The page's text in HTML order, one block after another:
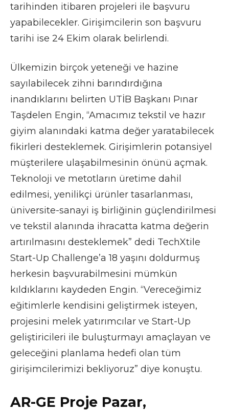
tarihinden itibaren projeleri ile başvuru
yapabilecekler. Girişimcilerin son başvuru
tarihi ise 24 Ekim olarak belirlendi.
Ülkemizin birçok yeteneği ve hazine
sayılabilecek zihni barındırdığına
inandıklarını belirten UTİB Başkanı Pınar
Taşdelen Engin, “Amacımız tekstil ve hazır
giyim alanındaki katma değer yaratabilecek
fikirleri desteklemek. Girişimlerin potansiyel
müşterilere ulaşabilmesinin önünü açmak.
Teknoloji ve metotların üretime dahil
edilmesi, yenilikçi ürünler tasarlanması,
üniversite-sanayi iş birliğinin güçlendirilmesi
ve tekstil alanında ihracatta katma değerin
artırılmasını desteklemek” dedi TechXtile
Start-Up Challenge’a 18 yaşını doldurmuş
herkesin başvurabilmesini mümkün
kıldıklarını kaydeden Engin. “Vereceğimiz
eğitimlerle kendisini geliştirmek isteyen,
projesini melek yatırımcılar ve Start-Up
geliştiricileri ile buluşturmayı amaçlayan ve
geleceğini planlama hedefi olan tüm
girişimcilerimizi bekliyoruz” diye konuştu.
AR-GE Proje Pazar,